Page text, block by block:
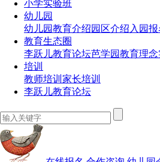
小学实验班
幼儿园
幼儿园教育介绍园区介绍 入园报
教育生态圈
李跃儿教育论坛芭学园教育理念
培训
教师培训 家长培训
李跃儿教育论坛